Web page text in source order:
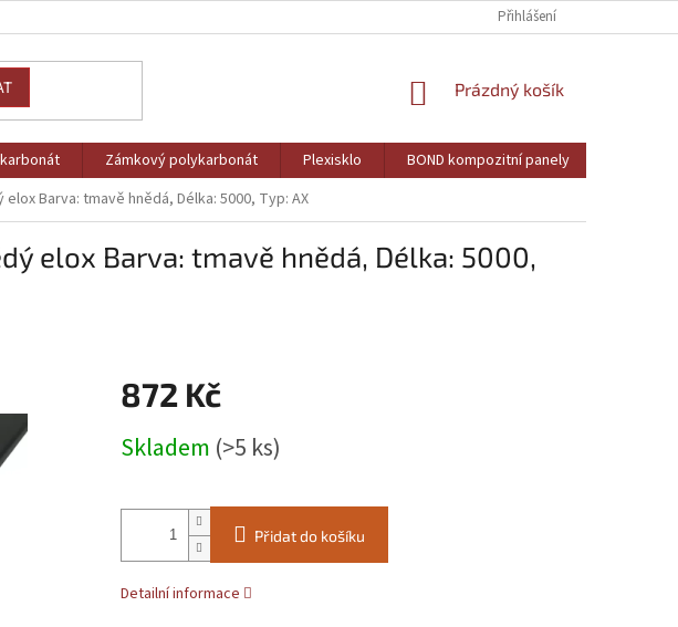
Přihlášení
NÁKUPNÍ
Prázdný košík
Zámkový polykarbonát Plexisklo BOND kompozitní panely
Barva: tmavě hnědá, Délka: 5000, Typ: AX
elox Barva: tmavě hnědá, Délka: 5000,
872 Kč
cena:
Skladem (>5 ks)
Přidat do košíku
Detailní informace